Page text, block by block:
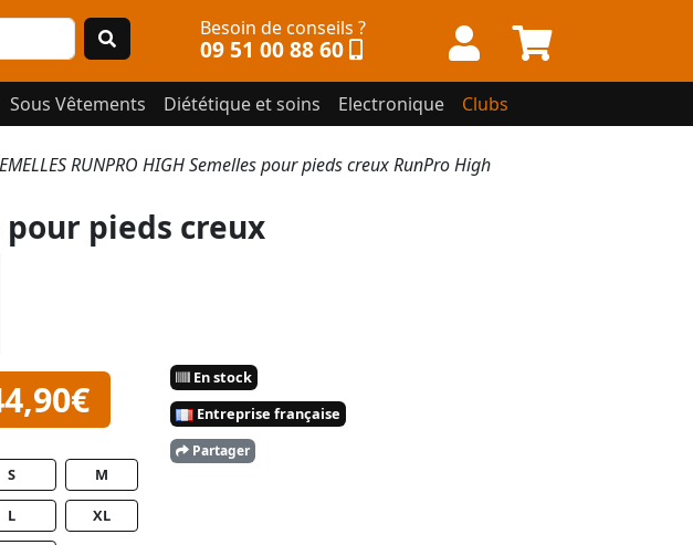
Besoin de conseils ?
09 51 00 88 60
Sous Vêtements Diététique et soins Electronique Clubs
RUNPRO HIGH Semelles pour pieds creux RunPro High
pour pieds creux
S M
L XL
En stock
Entreprise française
Partager